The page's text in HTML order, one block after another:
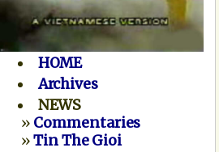
HOME
Archives
NEWS
» Commentaries
»Tin The Gioi